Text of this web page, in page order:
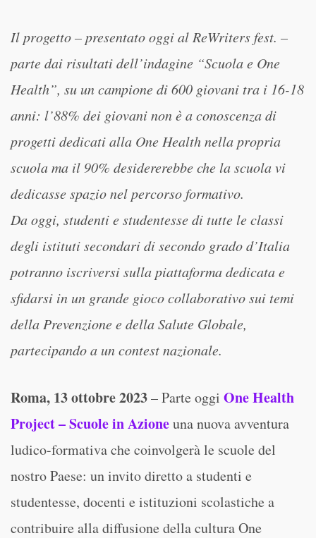
Il progetto – presentato oggi al ReWriters fest. –
parte dai risultati dell’indagine “Scuola e One
Health”, su un campione di 600 giovani tra i 16-18
anni: l’88% dei giovani non è a conoscenza di
progetti dedicati alla One Health nella propria
scuola ma il 90% desidererebbe che la scuola vi
dedicasse spazio nel percorso formativo.
Da oggi, studenti e studentesse di tutte le classi
degli istituti secondari di secondo grado d’Italia
potranno iscriversi sulla piattaforma dedicata e
sfidarsi in un grande gioco collaborativo sui temi
della Prevenzione e della Salute Globale,
partecipando a un contest nazionale.
Roma, 13 ottobre 2023– Parte oggi One Health
Project – Scuole in Azioneuna nuova avventura
ludico-formativa che coinvolgerà le scuole del
nostro Paese: un invito diretto a studenti e
studentesse, docenti e istituzioni scolastiche a
contribuire alla diffusione della cultura One